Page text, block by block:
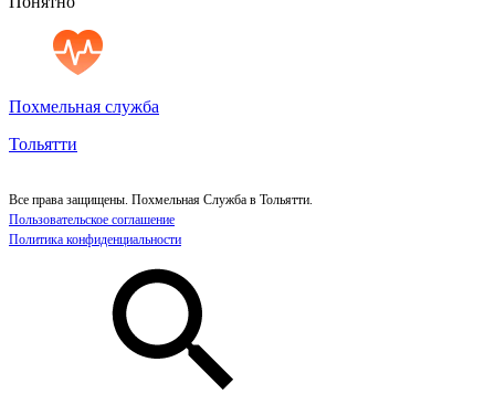
Похмельная служба
Тольятти
Все права защищены. Похмельная Служба в Тольятти.
Пользовательское соглашение
Политика конфиденциальности